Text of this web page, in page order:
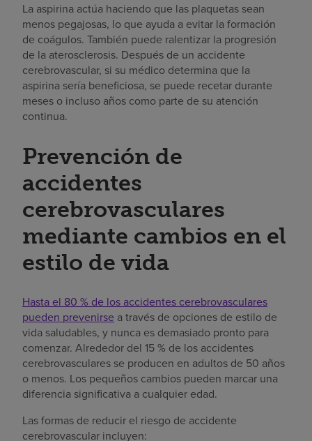
La aspirina actúa haciendo que las plaquetas sean
menos pegajosas, lo que ayuda a evitar la formación
de coágulos. También puede ralentizar la progresión
de la aterosclerosis. Después de un accidente
cerebrovascular, si su médico determina que la
aspirina sería beneficiosa, se puede recetar durante
meses o incluso años como parte de su atención
continua.
Prevención de
accidentes
cerebrovasculares
mediante cambios en el
estilo de vida
Hasta el 80 % de los accidentes cerebrovasculares
pueden prevenirse a través de opciones de estilo de
vida saludables, y nunca es demasiado pronto para
comenzar. Alrededor del 15 % de los accidentes
cerebrovasculares se producen en adultos de 50 años
o menos. Los pequeños cambios pueden marcar una
diferencia significativa a cualquier edad.
Las formas de reducir el riesgo de accidente
cerebrovascular incluyen: